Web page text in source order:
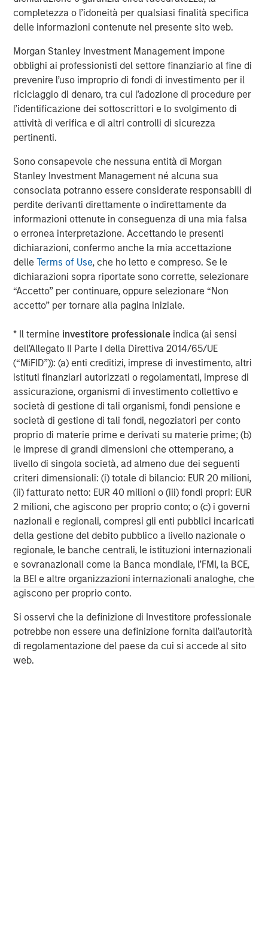
completezza o l’idoneità per qualsiasi finalità specifica
delle informazioni contenute nel presente sito web.
Morgan Stanley Investment Management impone
obblighi ai professionisti del settore finanziario al fine di
prevenire l’uso improprio di fondi di investimento per il
riciclaggio di denaro, tra cui l’adozione di procedure per
l’identificazione dei sottoscrittori e lo svolgimento di
attività di verifica e di altri controlli di sicurezza
pertinenti.
Sono consapevole che nessuna entità di Morgan
Stanley Investment Management né alcuna sua
consociata potranno essere considerate responsabili di
perdite derivanti direttamente o indirettamente da
informazioni ottenute in conseguenza di una mia falsa
o erronea interpretazione. Accettando le presenti
dichiarazioni, confermo anche la mia accettazione
delleTerms of Use, che ho letto e compreso. Se le
dichiarazioni sopra riportate sono corrette, selezionare
“Accetto” per continuare, oppure selezionare “Non
accetto” per tornare alla pagina iniziale.
* Il termine investitore professionale indica (ai sensi
dell’Allegato II Parte I della Direttiva 2014/65/UE
(“MiFID”)): (a) enti creditizi, imprese di investimento, altri
istituti finanziari autorizzati o regolamentati, imprese di
assicurazione, organismi di investimento collettivo e
società di gestione di tali organismi, fondi pensione e
società di gestione di tali fondi, negoziatori per conto
proprio di materie prime e derivati su materie prime; (b)
le imprese di grandi dimensioni che ottemperano, a
livello di singola società, ad almeno due dei seguenti
criteri dimensionali: (i) totale di bilancio: EUR 20 milioni,
(ii) fatturato netto: EUR 40 milioni o (iii) fondi propri: EUR
2 milioni, che agiscono per proprio conto; o (c) i governi
nazionali e regionali, compresi gli enti pubblici incaricati
della gestione del debito pubblico a livello nazionale o
regionale, le banche centrali, le istituzioni internazionali
e sovranazionali come la Banca mondiale, l’FMI, la BCE,
la BEI e altre organizzazioni internazionali analoghe, che
agiscono per proprio conto.
Si osservi che la definizione di Investitore professionale
potrebbe non essere una definizione fornita dall’autorità
di regolamentazione del paese da cui si accede al sito
web.
AIP’s Hedge Fund Team specializes in assisting
institutional and high net worth investors achieve their
fund-focused programs. The team has broad expertise
making direct fund investments, secondary investments
and co-investments across all hedge fund strategies. The
business includes custom portfolios, diversified and
opportunistic multi-manager strategies and advisory
services. Established in 2000, AIP’s hedge fund solutions
business has approximately $23 billion in assets under
management and advisement as of March 31, 2018.
About Morgan Stanley Investment Management
Morgan Stanley Investment Management, together with
its investment advisory affiliates, has more than 645
investment professionals around the world and $474
billion in assets under management or supervision as of
June 30, 2018. Morgan Stanley Investment Management
strives to provide outstanding long-term investment
performance, service and a comprehensive suite of
investment management solutions to a diverse client
corporations and individuals worldwide. For further
information about Morgan Stanley Investment
Management, please visitwww.morganstanley.com/im.
About Morgan Stanley
Morgan Stanley (NYSE: MS) is a leading global financial
services firm providing investment banking, securities,
wealth management and investment management
services. With offices in more than 41 countries, the
Firm's employees serve clients worldwide including
corporations, governments, institutions and individuals.
For more information about Morgan Stanley, please
visithttp://www.morganstanley.com/.
Media Contacts:
Mary Claire Delaney
Morgan Stanley
212-761-2427
MaryClaire.Delaney@morganstanley.com
Mark LaVoie
Prosek Partners
646-503-6011